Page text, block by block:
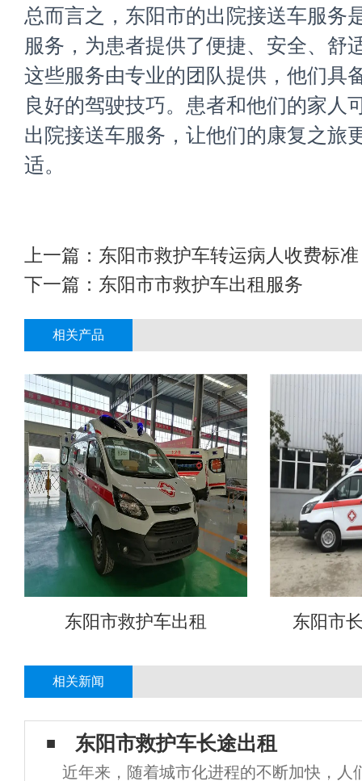
总而言之， 东阳市的出院接送车服务
服务，为患者提供了便捷、安全、舒
这些服务由专业的团队提供，他们具
良好的驾驶技巧。患者和他们的家人
出院接送车服务，让他们的康复之旅
适。
上一篇： 东阳市救护车转运病人收费标准
下一篇： 东阳市市救护车出租服务
相关产品
东阳市救护车出租 东阳市
相关新闻
东阳市救护车长途出租
近年来，随着城市化进程的不断加快，人